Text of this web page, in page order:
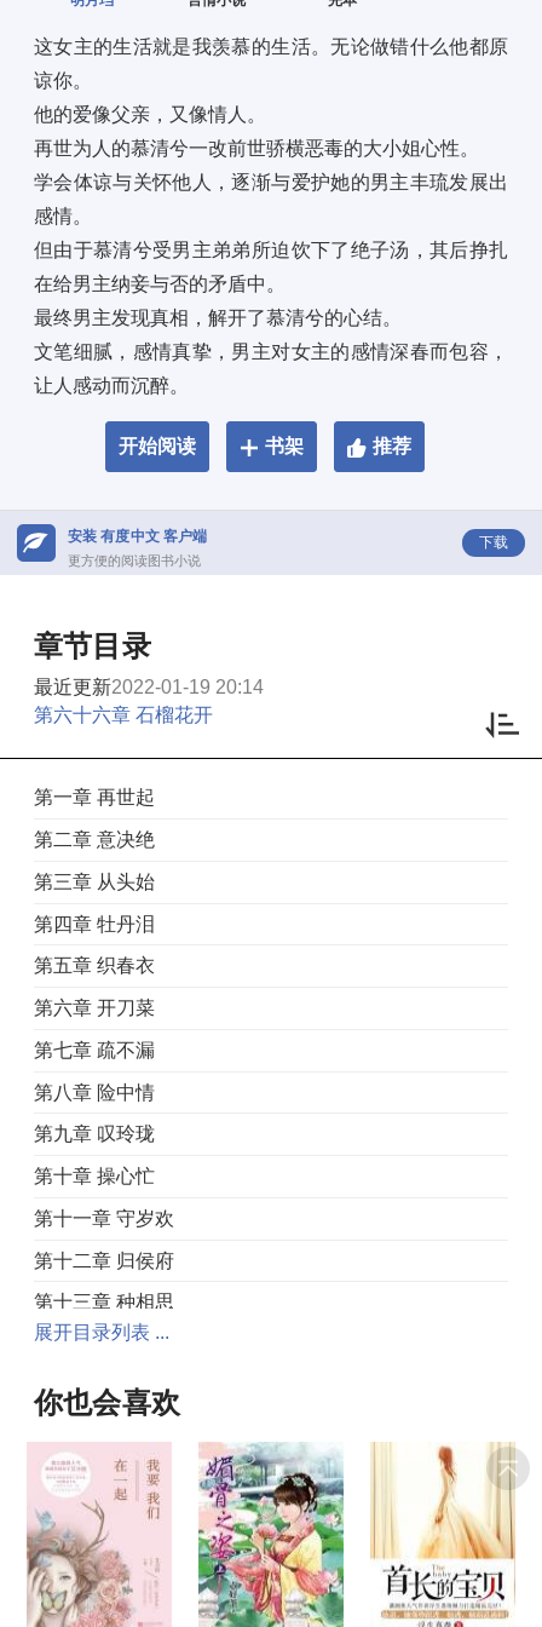
这女主的生活就是我羡慕的生活。无论做错什么他都原
谅你。
他的爱像父亲，又像情人。
再世为人的慕清兮一改前世骄横恶毒的大小姐心性。
学会体谅与关怀他人，逐渐与爱护她的男主丰琉发展出
感情。
但由于慕清兮受男主弟弟所迫饮下了绝子汤，其后挣扎
在给男主纳妾与否的矛盾中。
最终男主发现真相，解开了慕清兮的心结。
文笔细腻，感情真挚，男主对女主的感情深春而包容，
让人感动而沉醉。
开始阅读 书架 推荐
安装 有度中文 客户端
更方便的阅读图书小说
下载
章节目录
最近更新2022-01-19 20:14
第六十六章 石榴花开
第一章 再世起
第二章 意决绝
第三章 从头始
第四章 牡丹泪
第五章 织春衣
第六章 开刀菜
第七章 疏不漏
第八章 险中情
第九章 叹玲珑
第十章 操心忙
第十一章 守岁欢
第十二章 归侯府
第十三章 种相思
第十四章 灵秀庄（上）
第十五章 灵秀庄（下）
第十七章 前尘路
第十八章 今世恩
第十九章 一架雪
第二十章 牵鹊桥
展开目录列表 ...
你也会喜欢